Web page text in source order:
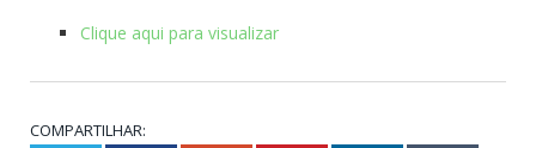
Clique aqui para visualizar
COMPARTILHAR: